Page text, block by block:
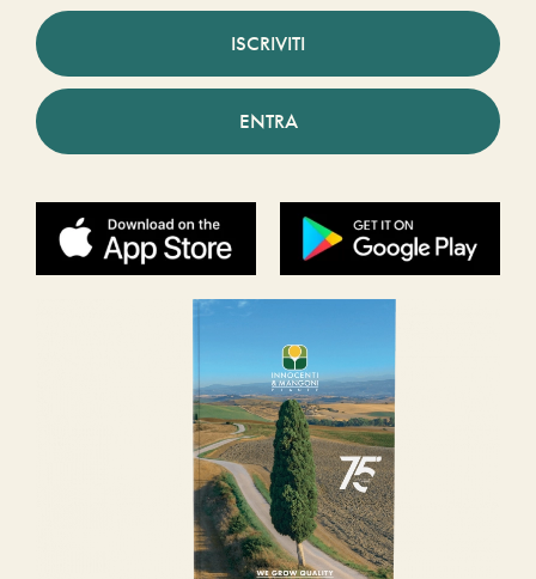
ISCRIVITI
ENTRA